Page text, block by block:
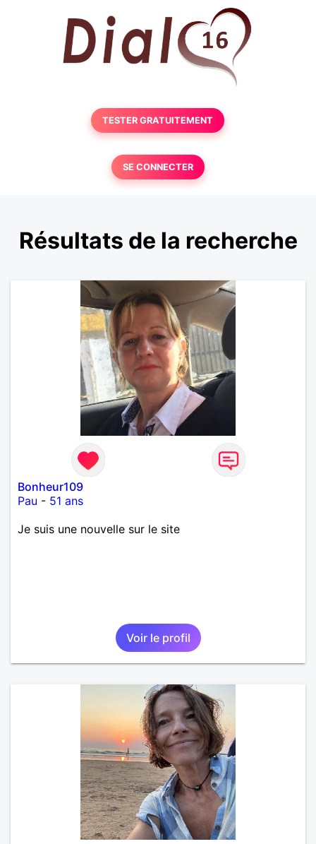
TESTER GRATUITEMENT
SE CONNECTER
Résultats de la recherche
Bonheur109
Pau - 51 ans
Je suis une nouvelle sur le site
Voir le profil